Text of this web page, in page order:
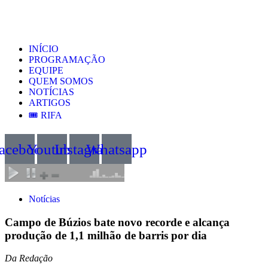
INÍCIO
PROGRAMAÇÃO
EQUIPE
QUEM SOMOS
NOTÍCIAS
ARTIGOS
🎟️ RIFA
YoutubeInstagramWhatsapp
Notícias
Campo de Búzios bate novo recorde e alcança
produção de 1,1 milhão de barris por dia
Da Redação